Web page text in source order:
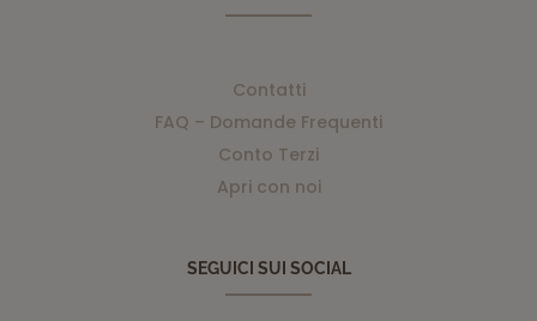
Contatti
FAQ – Domande Frequenti
Conto Terzi
Apri con noi
SEGUICI SUI SOCIAL